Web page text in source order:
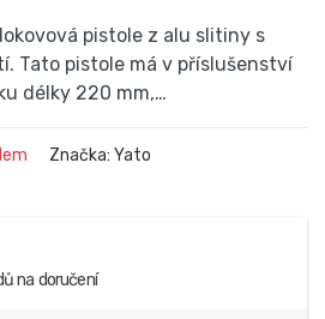
pistole z alu slitiny s
Tato pistole má v příslušenství
délky 220 mm,…
Značka: Yato
na doručení